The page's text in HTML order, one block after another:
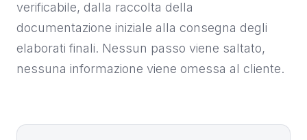
verificabile, dalla raccolta della
documentazione iniziale alla consegna degli
elaborati finali. Nessun passo viene saltato,
nessuna informazione viene omessa al cliente.